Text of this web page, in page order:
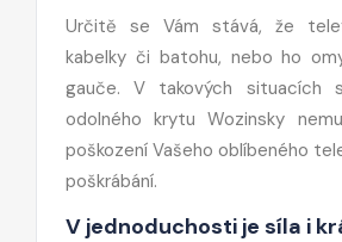
Určitě se Vám stává, že
kabelky či batohu, nebo ho
gauče. V takových situacích
odolného krytu Wozinsky
poškození Vašeho oblíbeného
poškrábání.
V jednoduchosti je síla i